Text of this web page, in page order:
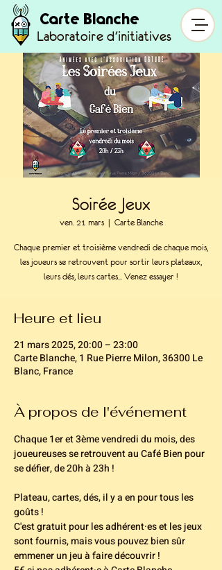
Carte Blanche
Laboratoire d'initiatives
Soirée Jeux
ven. 21 mars
  |
Carte Blanche
Chaque premier et troisième vendredi de chaque mois,
les joueurs se retrouvent pour sortir leurs plateaux,
leurs dés, leurs cartes... Venez essayer !
Heure et lieu
21 mars 2025, 20:00 – 23:00
Carte Blanche, 1 Rue Pierre Milon, 36300 Le
Blanc, France
À propos de l'événement
Chaque 1er et 3ème vendredi du mois, des
joueureuses se retrouvent au Café Bien pour
se défier, de 20h à 23h !
Plateau, cartes, dés, il y a en pour tous les
goûts !
C'est gratuit pour les adhérent·es et les jeux
sont fournis, mais vous pouvez bien sûr
emmener un jeu à faire découvrir !